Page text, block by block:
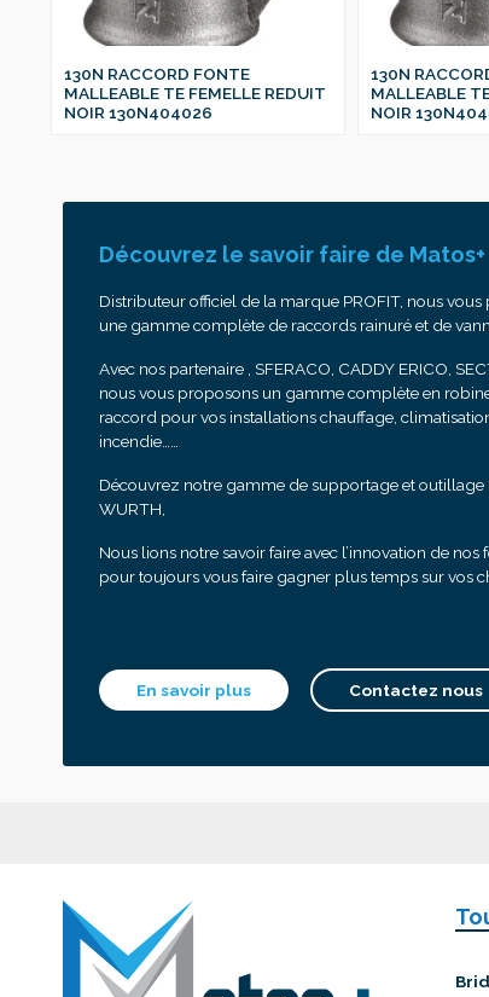
130N RACCORD FONTE
MALLEABLE TE FEMELLE REDUIT
NOIR 130N404026
130N
MALLEABLE
NOIR
Découvrez le savoir faire de Matos+
Distributeur officiel de la marque PROFIT, nous
une gamme complète de raccords rainuré et de
Avec nos partenaire , SFERACO, CADDY ERICO,
nous vous proposons un gamme complète en
raccord pour vos installations chauffage,
incendie……
Découvrez notre gamme de supportage et outillage
WURTH,
Nous lions notre savoir faire avec l’innovation de nos
pour toujours vous faire gagner plus temps sur vos
En savoir plus Contactez nous